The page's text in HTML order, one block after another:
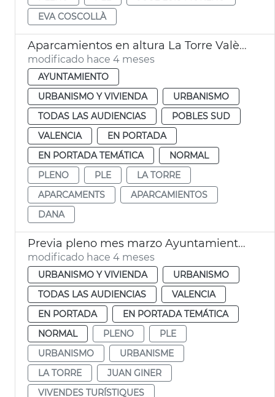
EVA COSCOLLÀ
Aparcamientos en altura La Torre València
modificado hace 4 meses
AYUNTAMIENTO
URBANISMO Y VIVIENDA
URBANISMO
TODAS LAS AUDIENCIAS
POBLES SUD
VALENCIA
EN PORTADA
EN PORTADA TEMÁTICA
NORMAL
PLENO
PLE
LA TORRE
APARCAMENTS
APARCAMIENTOS
DANA
Previa pleno mes marzo Ayuntamiento València
modificado hace 4 meses
URBANISMO Y VIVIENDA
URBANISMO
TODAS LAS AUDIENCIAS
VALENCIA
EN PORTADA
EN PORTADA TEMÁTICA
NORMAL
PLENO
PLE
URBANISMO
URBANISME
LA TORRE
JUAN GINER
VIVENDES TURÍSTIQUES